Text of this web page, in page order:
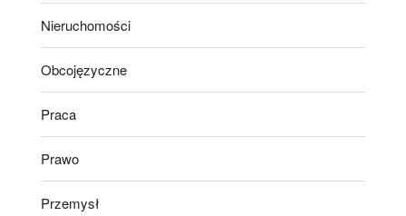
Nieruchomości
Obcojęzyczne
Praca
Prawo
Przemysł